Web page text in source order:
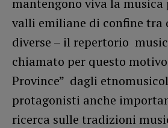
valli emiliane di confine tra
diverse – il repertorio
chiamato per questo
Province” dagli
protagonisti anche
ricerca sulle tradizioni